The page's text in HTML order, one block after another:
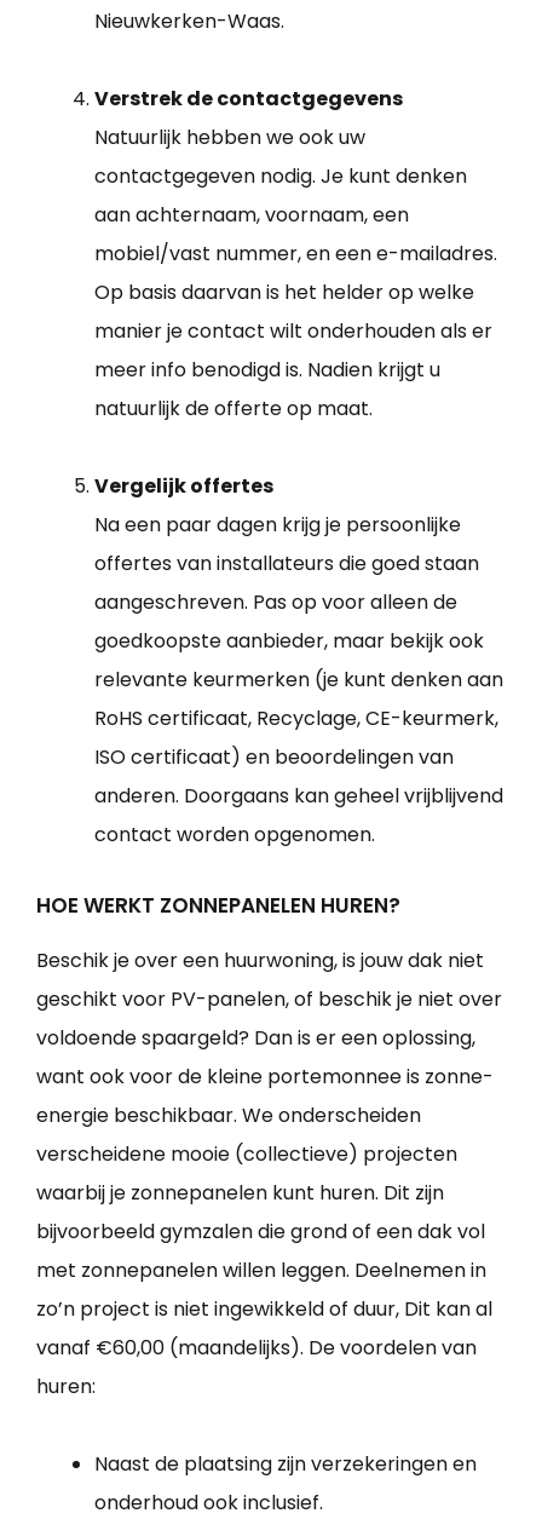
Nieuwkerken-Waas.
Verstrek de contactgegevens
Natuurlijk hebben we ook uw
contactgegeven nodig. Je kunt denken
aan achternaam, voornaam, een
mobiel/vast nummer, en een e-mailadres.
Op basis daarvan is het helder op welke
manier je contact wilt onderhouden als er
meer info benodigd is. Nadien krijgt u
natuurlijk de offerte op maat.
Vergelijk offertes
Na een paar dagen krijg je persoonlijke
offertes van installateurs die goed staan
aangeschreven. Pas op voor alleen de
goedkoopste aanbieder, maar bekijk ook
relevante keurmerken (je kunt denken aan
RoHS certificaat, Recyclage, CE-keurmerk,
ISO certificaat) en beoordelingen van
anderen. Doorgaans kan geheel vrijblijvend
contact worden opgenomen.
HOE WERKT ZONNEPANELEN HUREN?
Beschik je over een huurwoning, is jouw dak niet
geschikt voor PV-panelen, of beschik je niet over
voldoende spaargeld? Dan is er een oplossing,
want ook voor de kleine portemonnee is zonne-
energie beschikbaar. We onderscheiden
verscheidene mooie (collectieve) projecten
waarbij je zonnepanelen kunt huren. Dit zijn
bijvoorbeeld gymzalen die grond of een dak vol
met zonnepanelen willen leggen. Deelnemen in
zo’n project is niet ingewikkeld of duur, Dit kan al
vanaf €60,00 (maandelijks). De voordelen van
huren:
Naast de plaatsing zijn verzekeringen en
onderhoud ook inclusief.